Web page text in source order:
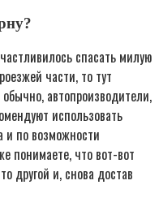
спасать милую
части, то тут
автопроизводители,
использовать
и по возможности
понимаете, что вот-вот
другой и, снова достав